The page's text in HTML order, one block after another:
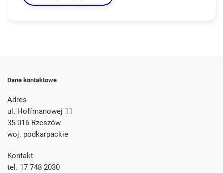
Dane kontaktowe
Adres
ul. Hoffmanowej 11
35-016 Rzeszów
woj. podkarpackie
Kontakt
tel. 17 748 2030